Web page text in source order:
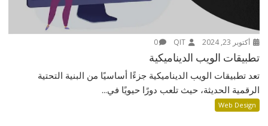
أكتوبر 23, 2024 QIT
0
تطبيقات الويب الديناميكية
تعد تطبيقات الويب الديناميكية جزءًا أساسيًا من البنية التحتية
الرقمية الحديثة، حيث تلعب دورًا حيويًا في...
Web Design